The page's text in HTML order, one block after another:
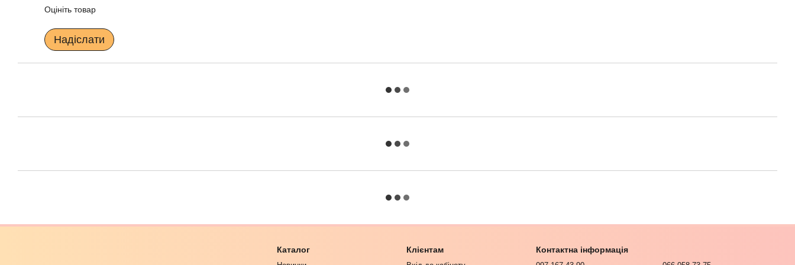
Оцініть товар
Надіслати
Каталог Клієнтам Контактна інформація